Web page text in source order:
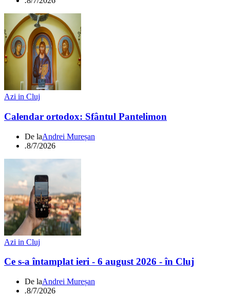
Azi in Cluj
Calendar ortodox: Sfântul Pantelimon
De laAndrei Mureșan
.8/7/2026
Azi in Cluj
Ce s-a întamplat ieri - 6 august 2026 - în Cluj
De laAndrei Mureșan
.8/7/2026